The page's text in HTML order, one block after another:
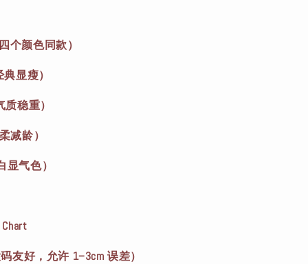
个颜色同款）
显瘦）
稳重）
减龄）
气色）
码友好，允许 1–3cm 误差）